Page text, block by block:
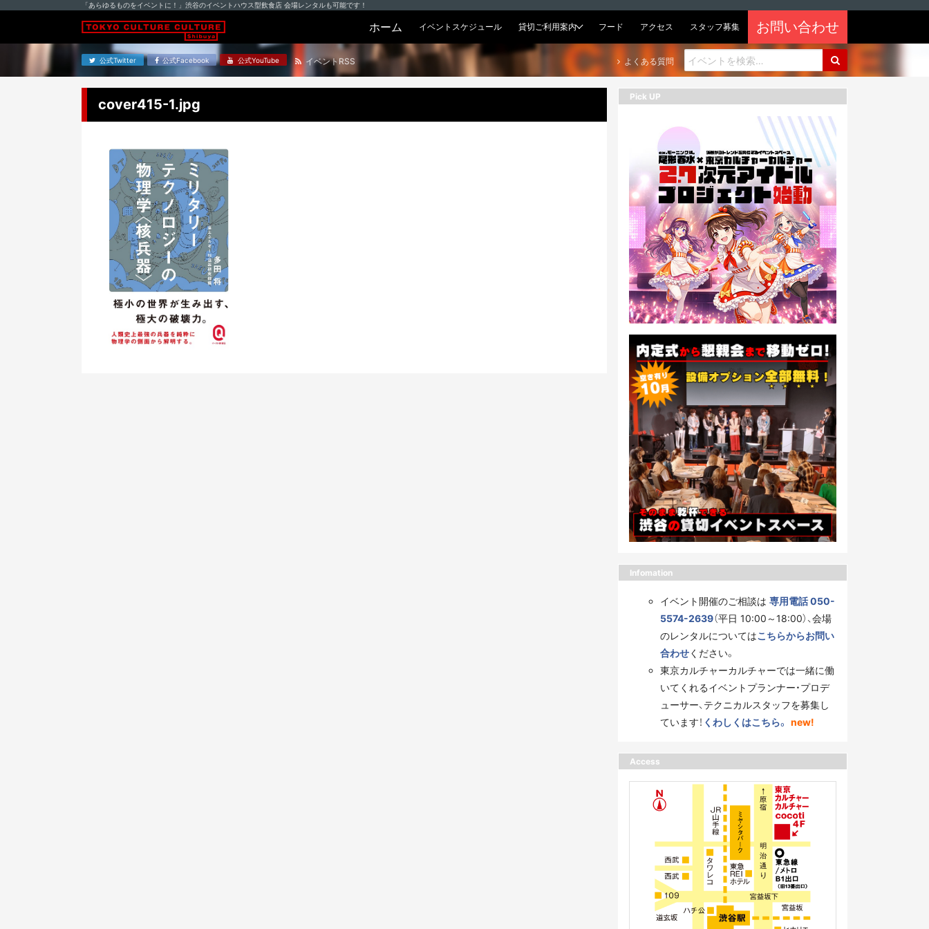
「あらゆるものをイベントに！」渋谷のイベントハウス型飲食店 会場レンタルも可能です！
ホーム イベントスケジュール 貸切ご利用案内 フード アクセス スタッフ募集 お問い合わせ
公式Twitter 公式Facebook 公式YouTube イベントRSS よくある質問
cover415-1.jpg Pick UP
Infomation
イベント開催のご相談は 専用電話 050-
5574-2639（平日 10:00～18:00）、会場
のレンタルについてはこちらからお問い
合わせください。
東京カルチャーカルチャーでは一緒に働
いてくれるイベントプランナー・プロデ
ューサー、テクニカルスタッフを募集し
ています！ くわしくはこちら。 new!
Access